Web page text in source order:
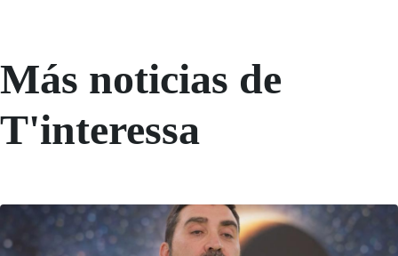
Más noticias de
T'interessa